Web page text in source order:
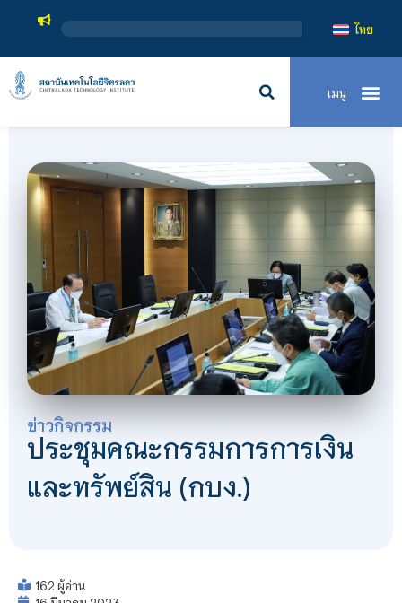
สถาบันเทคโนโลยีจิ
ไทย
ข่าวกิจกรรม
ประชุมคณะกรรมการการเงิน
และทรัพย์สิน (กบง.)
162 ผู้อ่าน